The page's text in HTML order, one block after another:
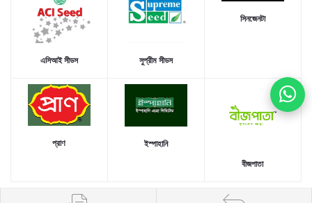
এসিআই সীডস সুপ্রীম সীডস
সিনজেনটা
প্রাণ ইস্পাহানি
বীজপাতা